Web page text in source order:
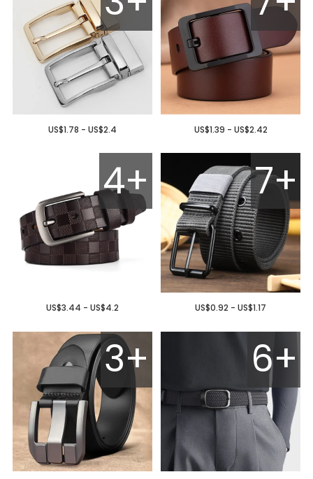
US$1.78 - US$2.4 US$1.39 - US$2.42
4+
US$3.44 - US$4.2
7+
US$0.92 - US$1.17
3+ 6+